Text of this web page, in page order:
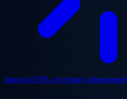
Знижка 50% усі плани,